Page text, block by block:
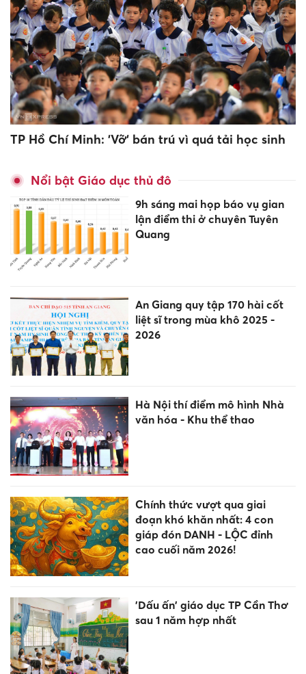
TP Hồ Chí Minh: 'Vỡ' bán trú vì quá tải học sinh
Nổi bật Giáo dục thủ đô
9h sáng mai họp báo vụ gian
lận điểm thi ở chuyên Tuyên
Quang
An Giang quy tập 170 hài cốt
liệt sĩ trong mùa khô 2025 -
2026
Hà Nội thí điểm mô hình Nhà
văn hóa - Khu thể thao
Chính thức vượt qua giai
đoạn khó khăn nhất: 4 con
giáp đón DANH - LỘC đỉnh
cao cuối năm 2026!
'Dấu ấn' giáo dục TP Cần Thơ
sau 1 năm hợp nhất